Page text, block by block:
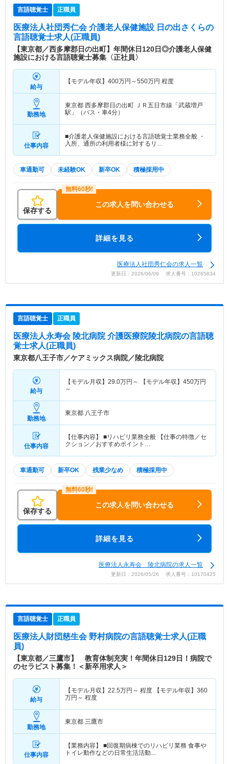
言語聴覚士 正職員
医療法人社団秀仁会 介護老人保健施設 日の出さくらの
言語聴覚士求人(正職員)
【東京都／西多摩郡日の出町】年間休日120日◎介護老人保健
施設における言語聴覚士募集〈正社員〉
給与
【モデル年収】 400万円～550万円 程度
勤務地
東京都 西多摩郡日の出町 ＪＲ五日市線「武蔵増戸
駅」（バス・車4分）
仕事内容
■介護老人保健施設における言語聴覚士業務全般 ・
入所、通所の利用者様に対するリ…
車通勤可 未経験OK 新卒OK 積極採用中
保存する
この求人を問い合わせる
詳細を見る
医療法人社団秀仁会の求人一覧
更新日：2026/06/09 求人番号：10265834
言語聴覚士 正職員
医療法人永寿会 陵北病院 介護医療院陵北病院の言語聴
覚士求人(正職員)
東京都八王子市／ケアミックス病院／陵北病院
給与
【モデル月収】 29.0万円～ 【モデル年収】 450万円
～
勤務地
東京都 八王子市
仕事内容
【仕事内容】 ■リハビリ業務全般 【仕事の特徴／セ
クション／おすすめポイント…
車通勤可 新卒OK 残業少なめ 積極採用中
保存する
この求人を問い合わせる
詳細を見る
医療法人永寿会 陵北病院の求人一覧
更新日：2026/05/26 求人番号：10170425
言語聴覚士 正職員
医療法人財団慈生会 野村病院の言語聴覚士求人(正職
員)
【東京都／三鷹市】 教育体制充実！年間休日129日！病院で
のセラピスト募集！＜新卒用求人＞
給与
【モデル月収】 22.5万円～ 程度 【モデル年収】 360
万円～ 程度
勤務地
東京都 三鷹市
仕事内容
【業務内容】 ■回復期病棟でのリハビリ業務 食事や
トイレ動作などの日常生活活動…